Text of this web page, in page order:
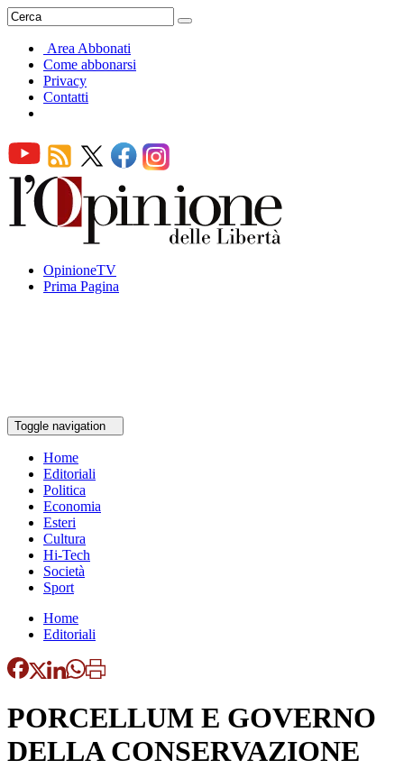
Area Abbonati
Come abbonarsi
Privacy
Contatti
OpinioneTV
Prima Pagina
Toggle navigation
Home
Editoriali
Politica
Economia
Esteri
Cultura
Hi-Tech
Società
Sport
Home
Editoriali
PORCELLUM E GOVERNO
DELLA CONSERVAZIONE